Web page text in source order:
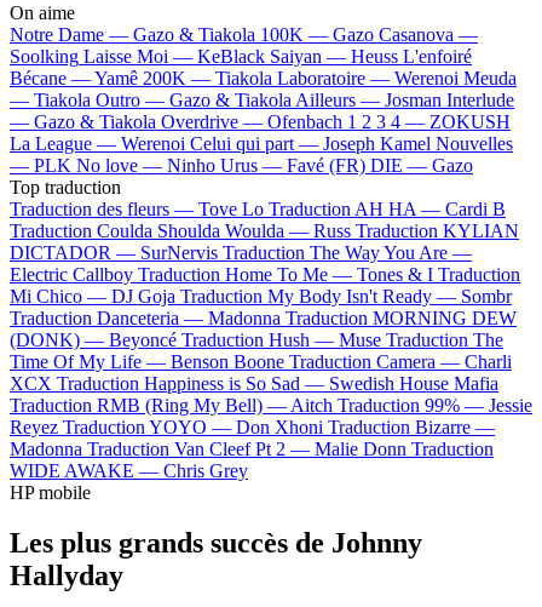
On aime
Notre Dame — Gazo & Tiakola 100K — Gazo Casanova —
Soolking Laisse Moi — KeBlack Saiyan — Heuss L'enfoiré
Bécane —Yamê 200K — Tiakola Laboratoire — Werenoi Meuda
— Tiakola Outro — Gazo & Tiakola Ailleurs — Josman Interlude
— Gazo & Tiakola Overdrive — Ofenbach 1 2 3 4 — ZOKUSH
La League — Werenoi Celui qui part — Joseph Kamel Nouvelles
— PLK No love — Ninho Urus — Favé (FR) DIE — Gazo
Top traduction
Traduction des fleurs — Tove Lo Traduction AH HA — Cardi B
Traduction Coulda Shoulda Woulda — Russ Traduction KYLIAN
DICTADOR — SurNervis Traduction The Way You Are —
Electric Callboy Traduction Home To Me — Tones & I Traduction
Mi Chico — DJ Goja Traduction My Body Isn't Ready — Sombr
Traduction Danceteria — Madonna Traduction MORNING DEW
(DONK) — Beyoncé Traduction Hush — Muse Traduction The
Time Of My Life — Benson Boone Traduction Camera — Charli
XCX Traduction Happiness is So Sad — Swedish House Mafia
Traduction RMB (Ring My Bell) — Aitch Traduction 99% — Jessie
Reyez Traduction YOYO — Don Xhoni Traduction Bizarre —
Madonna Traduction Van Cleef Pt 2 — Malie Donn Traduction
WIDE AWAKE — Chris Grey
HP mobile
Les plus grands succès de Johnny
Hallyday